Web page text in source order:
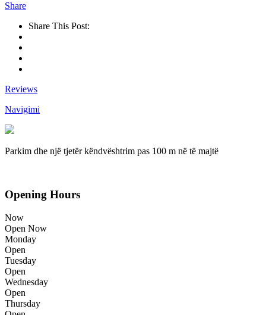
Share
Share This Post:
Reviews
Navigimi
Parkim dhe një tjetër këndvështrim pas 100 m në të majtë
Opening Hours
Now
Open Now
Monday
Open
Tuesday
Open
Wednesday
Open
Thursday